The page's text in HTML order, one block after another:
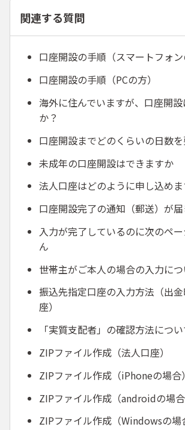
関連する質問
口座開設の手順（スマートフォン
口座開設の手順（PCの方）
海外に住んでいますが、口座開
か？
口座開設までどのくらいの日数
未成年の口座開設はできますか
法人口座はどのように申し込め
口座開設完了の通知（郵送）が届
入力が完了しているのに次のペ
ん
世帯主がご本人の場合の入力につ
振込先指定口座の入力方法（出
座）
「実質支配者」の確認方法につい
ZIPファイル作成（法人口座）
ZIPファイル作成（iPhoneの場合）
ZIPファイル作成（androidの場合
ZIPファイル作成（Windowsの場